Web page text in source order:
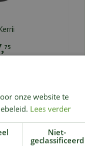
,75
toevoegen
onze website te
Lees verder
Niet-
geclassificeerd